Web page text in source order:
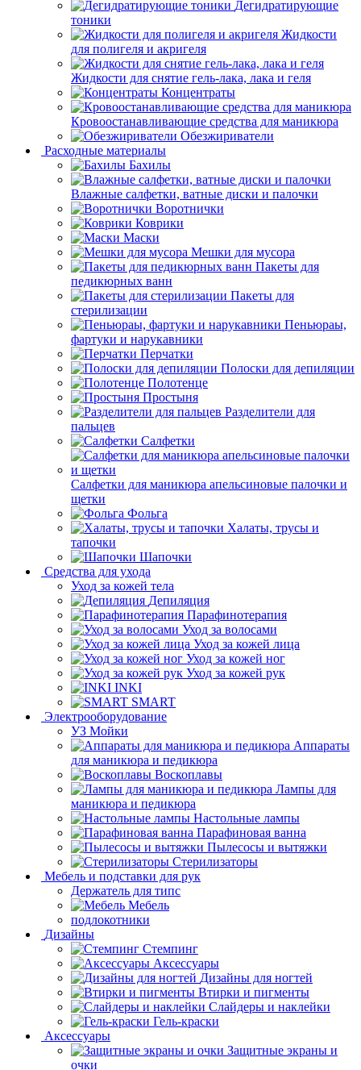
Дегидратирующие
тоники
Жидкости
для полигеля и акригеля
Жидкости для снятие гель-лака, лака и геля
Концентраты
Кровоостанавливающие средства для маникюра
Обезжириватели
Расходные материалы
Бахилы
Влажные салфетки, ватные диски и палочки
Воротнички
Коврики
Маски
Мешки для мусора
Пакеты для
педикюрных ванн
Пакеты для
стерилизации
Пеньюраы,
фартуки и нарукавники
Перчатки
Полоски для депиляции
Полотенце
Простыня
Разделители для
пальцев
Салфетки
Салфетки для маникюра апельсиновые палочки и
щетки
Фольга
Халаты, трусы и
тапочки
Шапочки
Средства для ухода
Уход за кожей тела
Депиляция
Парафинотерапия
Уход за волосами
Уход за кожей лица
Уход за кожей ног
Уход за кожей рук
INKI
SMART
Электрооборудование
УЗ Мойки
Аппараты
для маникюра и педикюра
Воскоплавы
Лампы для
маникюра и педикюра
Настольные лампы
Парафиновая ванна
Пылесосы и вытяжки
Стерилизаторы
Мебель и подставки для рук
Держатель для типс
Мебель
подлокотники
Дизайны
Стемпинг
Аксессуары
Дизайны для ногтей
Втирки и пигменты
Слайдеры и наклейки
Гель-краски
Аксессуары
Защитные экраны и
очки